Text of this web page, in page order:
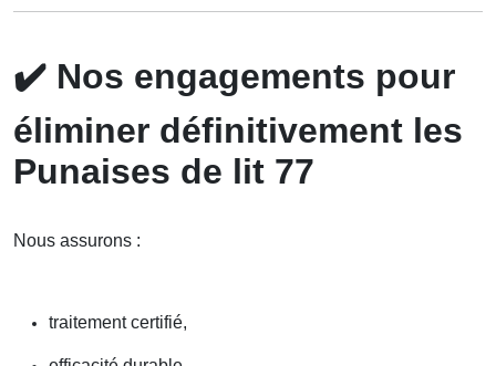
✔️ Nos engagements pour
éliminer définitivement les
Punaises de lit 77
Nous assurons :
traitement certifié,